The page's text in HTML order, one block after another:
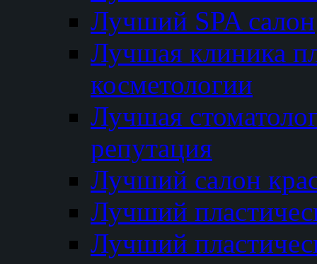
Лучший SPA салон
Лучшая клиника
косметологии
Лучшая
репутация
Лучший салон
Лучший
Лучший